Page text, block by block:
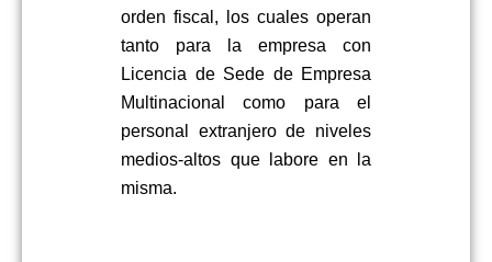
orden fiscal, los cuales operan
tanto para la empresa con
Licencia de Sede de Empresa
Multinacional como para el
personal extranjero de niveles
medios-altos que labore en la
misma.